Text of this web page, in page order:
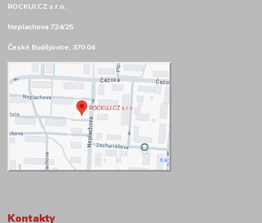
ROCKUJ.CZ s.r.o.
Neplachova 724/25
České Budějovice, 370 04
Kontakty